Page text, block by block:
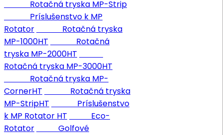
Rotačná tryska MP-Strip
Príslušenstvo k MP
Rotator
Rotačná tryska
MP-1000HT
Rotačná
tryska MP-2000HT
Rotačná tryska MP-3000HT
Rotačná tryska MP-
CornerHT
Rotačná tryska
MP-StripHT
Príslušenstvo
k MP Rotator HT
Eco-
Rotator
Golfové